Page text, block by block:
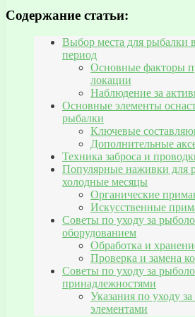
Содержание статьи:
Выбор места для рыбалки
период
Основные факторы
локации
Наблюдение за
Основные элементы
рыбалки
Ключевые
Дополнительные
Техника заброса и
Популярные наживки для
холодные месяцы
Органические
Искусственные
Советы по уходу за
оборудованием
Обработка и
Проверка и замена
Советы по уходу за
принадлежностями
Указания по уходу
элементами